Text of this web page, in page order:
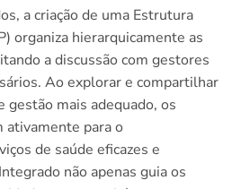
a criação de uma Estrutura
organiza hierarquicamente as
a discussão com gestores
Ao explorar e compartilhar
gestão mais adequado, os
para o
de saúde eficazes e
não apenas guia os